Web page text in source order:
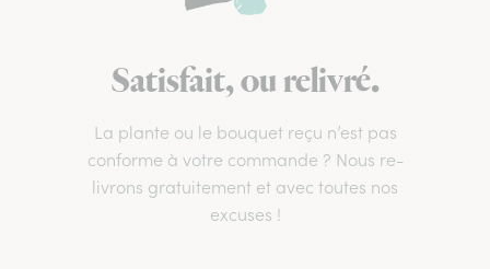
Satisfait, ou relivré.
La plante ou le bouquet reçu n’est pas
conforme à votre commande ? Nous re-
livrons gratuitement et avec toutes nos
excuses !